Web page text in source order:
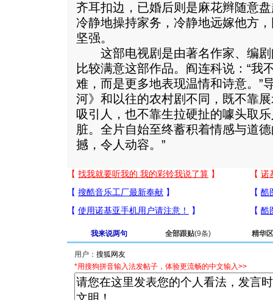
齐耳扣边，已婚后则是麻花辫随意
冷静地操持家务，冷静地远嫁他方
坚强。
这部电视剧是由著名作家、编剧
比较满意这部作品。阎连科说：“我
难，而是更多地表现温情和诗意。”
河》和以往的农村剧不同，既不靠
吸引人，也不靠生拉硬扯的噱头取
脏。全片自始至终蓄积着情感与道
撼，令人动容。”
我来说两句 全部跟贴(9条) 精华区
用户：
*用搜狗拼音输入法发帖子，体验更流畅的中文输入>>